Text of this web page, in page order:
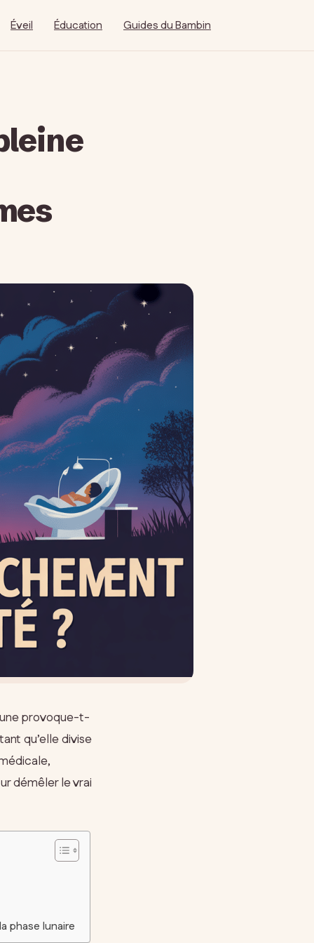
Éveil Éducation Guides du Bambin
provoque-t-
qu’elle divise
démêler le vrai
phase lunaire